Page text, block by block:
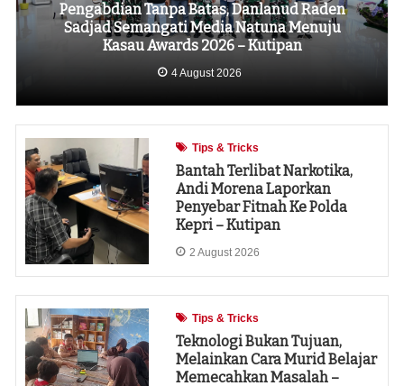
Pengabdian Tanpa Batas, Danlanud Raden
Sadjad Semangati Media Natuna Menuju
Kasau Awards 2026 – Kutipan
4 August 2026
Tips & Tricks
Bantah Terlibat Narkotika,
Andi Morena Laporkan
Penyebar Fitnah Ke Polda
Kepri – Kutipan
2 August 2026
Tips & Tricks
Teknologi Bukan Tujuan,
Melainkan Cara Murid Belajar
Memecahkan Masalah –